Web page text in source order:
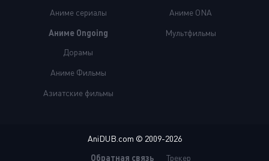
Аниме сериалы
Аниме Ongoing
Аниме ONA
Мультфильмы
Дорамы
Аниме Фильмы
Азиатские фильмы
AniDUB.com © 2009-2026
Обратная связь
Трекер